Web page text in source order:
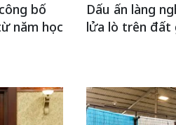
bố
năm học
Dấu ấn làng
lửa lò trên đất